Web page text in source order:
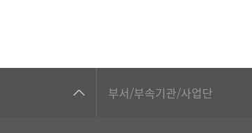
부서/부속기관/사업단